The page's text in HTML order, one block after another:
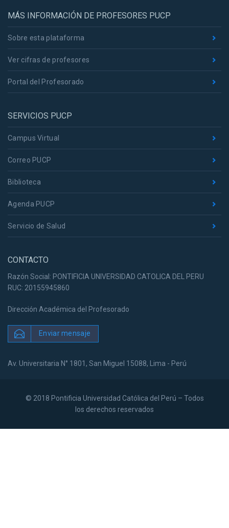
MÁS INFORMACIÓN DE PROFESORES PUCP
Sobre esta plataforma
Ver cifras de profesores
Portal del Profesorado
SERVICIOS PUCP
Campus Virtual
Correo PUCP
Biblioteca
Agenda PUCP
Servicio de Salud
CONTACTO
Razón Social: PONTIFICIA UNIVERSIDAD CATOLICA DEL PERU
RUC: 20155945860
Dirección Académica del Profesorado
Enviar mensaje
Av. Universitaria N° 1801, San Miguel 15088, Lima - Perú
© 2018 Pontificia Universidad Católica del Perú – Todos
los derechos reservados